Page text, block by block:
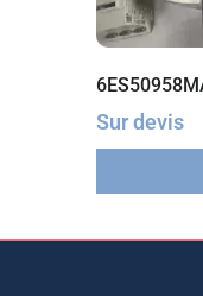
Sur devis